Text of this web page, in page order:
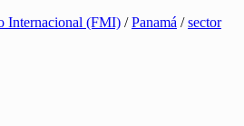
Internacional (FMI) /Panamá /sector